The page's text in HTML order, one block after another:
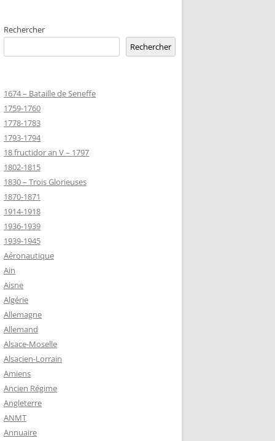
DE
MARIE
SUR-
DU CLION-
1944)
SUR-
MARIE
Rechercher
Rechercher
1674 – Bataille de Seneffe
1759-1760
1778-1783
1793-1794
18 fructidor an V – 1797
1802-1815
1830 – Trois Glorieuses
1870-1871
1914-1918
1936-1939
1939-1945
Aéronautique
Ain
Aisne
Algérie
Allemagne
Allemand
Alsace-Moselle
Alsacien-Lorrain
Amiens
Ancien Régime
Angleterre
ANMT
Annuaire